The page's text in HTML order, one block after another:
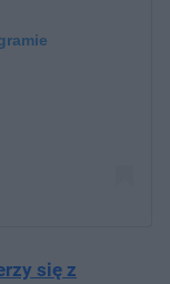
się z